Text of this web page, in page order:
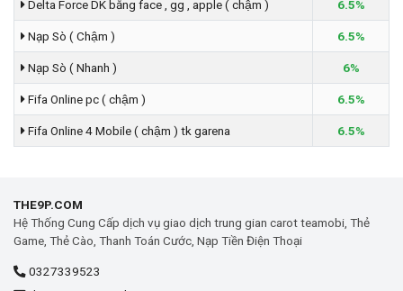
Delta Force DK bằng face , gg , apple ( chậm ) 6.5%
Nạp Sò ( Chậm ) 6.5%
Nạp Sò ( Nhanh ) 6%
Fifa Online pc ( chậm ) 6.5%
Fifa Online 4 Mobile ( chậm ) tk garena 6.5%
THE9P.COM
Hệ Thống Cung Cấp dịch vụ giao dịch trung gian carot teamobi, Thẻ
Game, Thẻ Cào, Thanh Toán Cước, Nạp Tiền Điện Thoại
0327339523